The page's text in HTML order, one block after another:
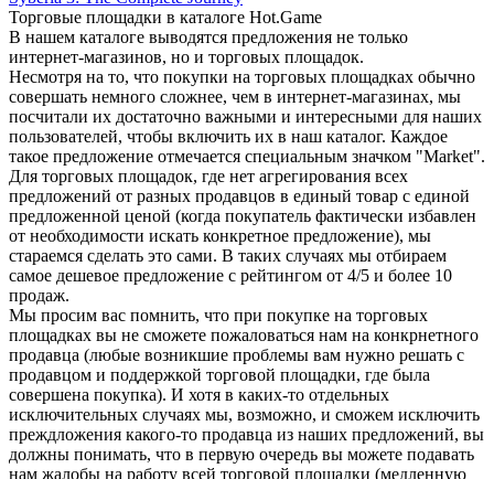
Торговые площадки в каталоге Hot.Game
В нашем каталоге выводятся предложения не только
интернет-магазинов, но и торговых площадок.
Несмотря на то, что покупки на торговых площадках обычно
совершать немного сложнее, чем в интернет-магазинах, мы
посчитали их достаточно важными и интересными для наших
пользователей, чтобы включить их в наш каталог. Каждое
такое предложение отмечается специальным значком "Market".
Для торговых площадок, где нет агрегирования всех
предложений от разных продавцов в единый товар с единой
предложенной ценой (когда покупатель фактически избавлен
от необходимости искать конкретное предложение), мы
стараемся сделать это сами. В таких случаях мы отбираем
самое дешевое предложение с рейтингом от 4/5 и более 10
продаж.
Мы просим вас помнить, что при покупке на торговых
площадках вы не сможете пожаловаться нам на конкрнетного
продавца (любые возникшие проблемы вам нужно решать с
продавцом и поддержкой торговой площадки, где была
совершена покупка). И хотя в каких-то отдельных
исключительных случаях мы, возможно, и сможем исключить
преждложения какого-то продавца из наших предложений, вы
должны понимать, что в первую очередь вы можете подавать
нам жалобы на работу всей торговой площадки (медленную